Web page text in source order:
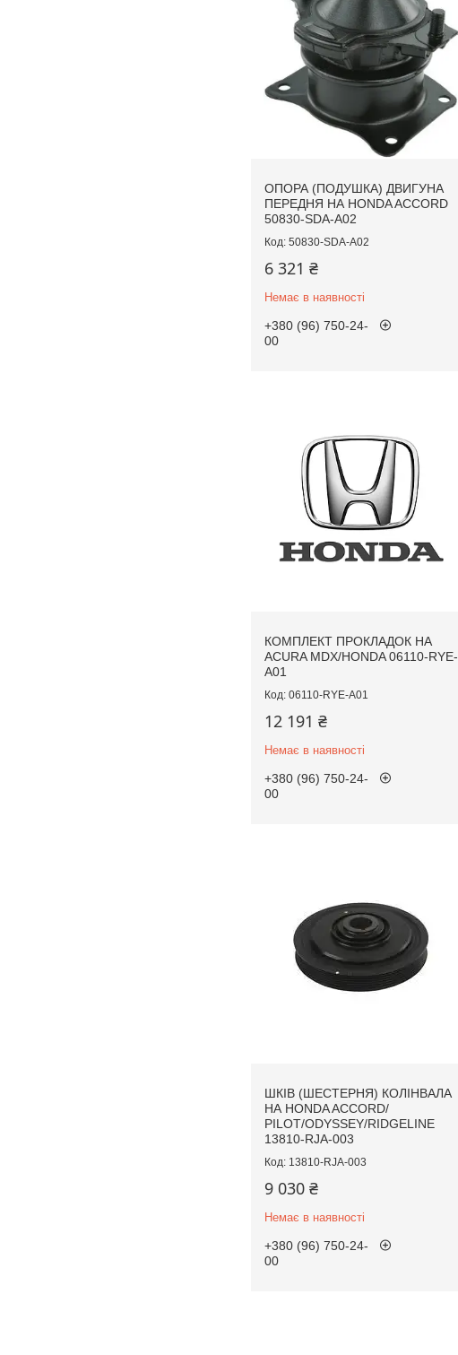
ОПОРА (ПОДУШКА) ДВИГУНА
ПЕРЕДНЯ НА HONDA ACCORD
50830-SDA-A02
50830-SDA-A02
6 321 ₴
Немає в наявності
+380 (96) 750-24-
00
КОМПЛЕКТ ПРОКЛАДОК НА
ACURA MDX/HONDA 06110-RYE-
A01
06110-RYE-A01
12 191 ₴
Немає в наявності
+380 (96) 750-24-
00
ШКІВ (ШЕСТЕРНЯ) КОЛІНВАЛА
НА HONDA ACCORD/
PILOT/ODYSSEY/RIDGELINE
13810-RJA-003
13810-RJA-003
9 030 ₴
Немає в наявності
+380 (96) 750-24-
00